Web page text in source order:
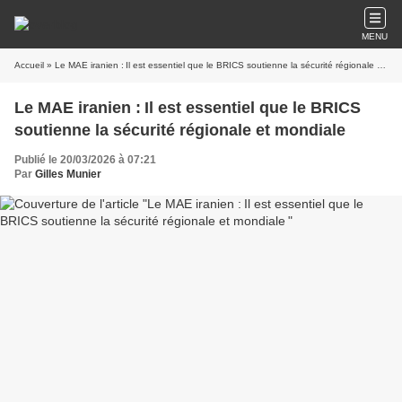
MENU
Accueil » Le MAE iranien : Il est essentiel que le BRICS soutienne la sécurité régionale et mondiale
Le MAE iranien : Il est essentiel que le BRICS
soutienne la sécurité régionale et mondiale
Publié le 20/03/2026 à 07:21
Par Gilles Munier